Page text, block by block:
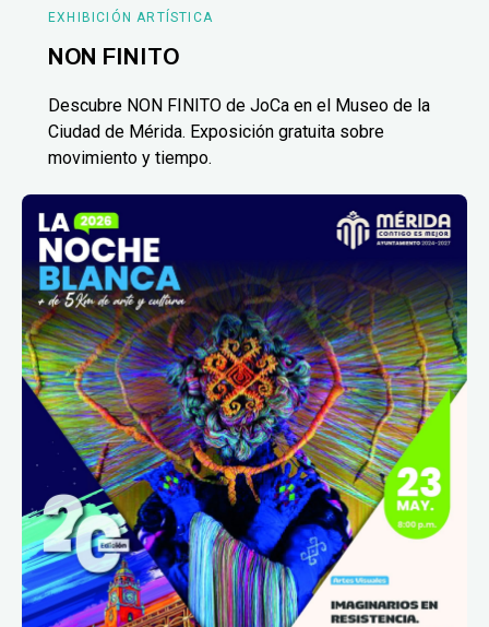
EXHIBICIÓN ARTÍSTICA
NON FINITO
Descubre NON FINITO de JoCa en el Museo de la
Ciudad de Mérida. Exposición gratuita sobre
movimiento y tiempo.